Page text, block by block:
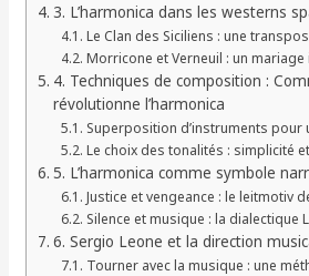
3. L’harmonica dans les westerns
Le Clan des Siciliens : une
Morricone et Verneuil : un mariage
4. Techniques de composition :
révolutionne l’harmonica
Superposition d’instruments pour
Le choix des tonalités : simplicité
5. L’harmonica comme symbole
Justice et vengeance : le leitmotiv
Silence et musique : la dialectique
6. Sergio Leone et la direction
Tourner avec la musique : une